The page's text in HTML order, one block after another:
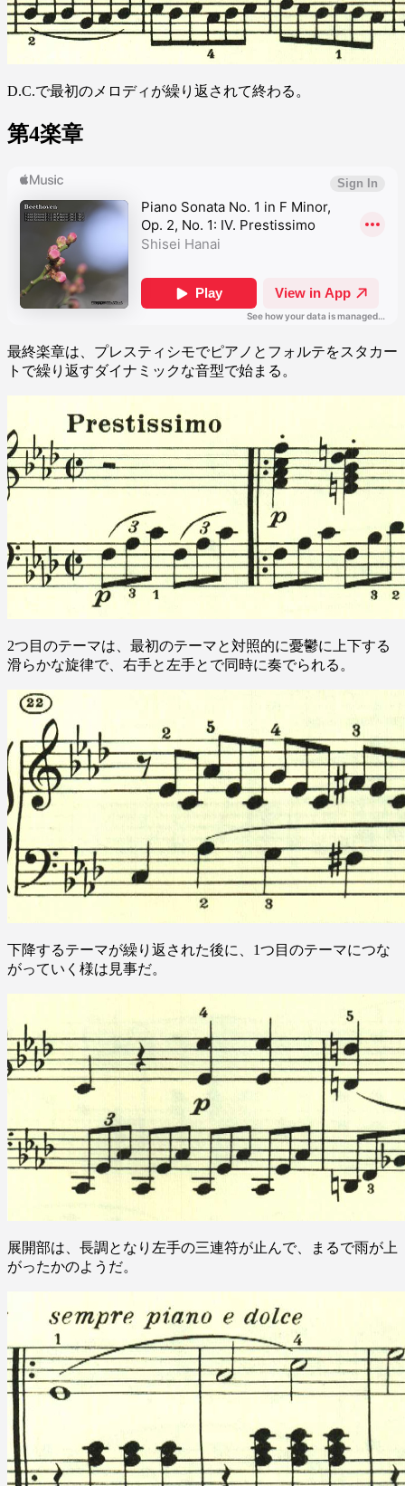
D.C.で最初のメロディが繰り返されて終わる。
第4楽章
最終楽章は、プレスティシモでピアノとフォルテをスタカー
トで繰り返すダイナミックな音型で始まる。
2つ目のテーマは、最初のテーマと対照的に憂鬱に上下する
滑らかな旋律で、右手と左手とで同時に奏でられる。
下降するテーマが繰り返された後に、1つ目のテーマにつな
がっていく様は見事だ。
展開部は、長調となり左手の三連符が止んで、まるで雨が上
がったかのようだ。